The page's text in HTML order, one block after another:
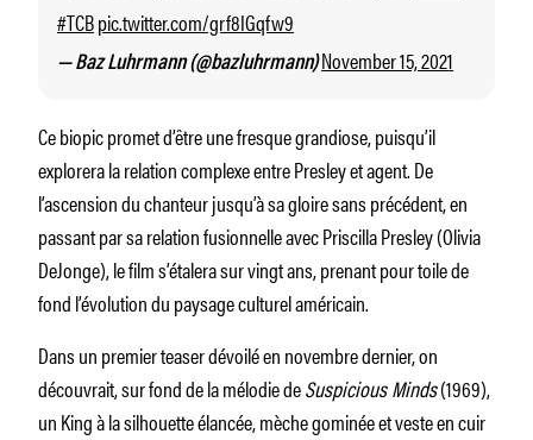
#TCBpic.twitter.com/grf8IGqfw9
— Baz Luhrmann (@bazluhrmann)November 15, 2021
Ce biopic promet d’être une fresque grandiose, puisqu’il
explorera la relation complexe entre Presley et agent. De
l’ascension du chanteur jusqu’à sa gloire sans précédent, en
passant par sa relation fusionnelle avec Priscilla Presley (Olivia
DeJonge), le film s’étalera sur vingt ans, prenant pour toile de
fond l’évolution du paysage culturel américain.
Dans un premier teaser dévoilé en novembre dernier, on
découvrait, sur fond de la mélodie deSuspicious Minds(1969),
un King à la silhouette élancée, mèche gominée et veste en cuir